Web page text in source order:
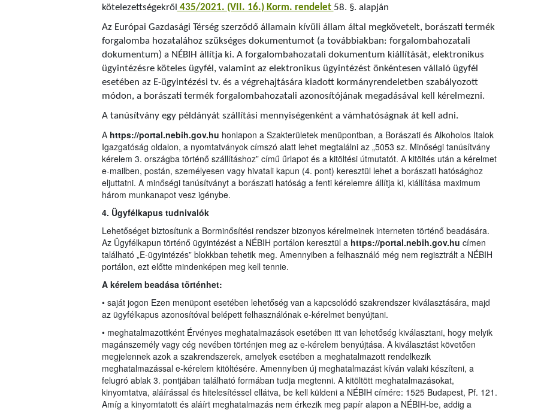
kötelezettségekről 435/2021. (VII. 16.) Korm. rendelet 58. §. alapján
Az Európai Gazdasági Térség szerződő államain kívüli állam által megkövetelt, borászati termék
forgalomba hozatalához szükséges dokumentumot (a továbbiakban: forgalombahozatali
dokumentum) a NÉBIH állítja ki. A forgalombahozatali dokumentum kiállítását, elektronikus
ügyintézésre köteles ügyfél, valamint az elektronikus ügyintézést önkéntesen vállaló ügyfél
esetében az E-ügyintézési tv. és a végrehajtására kiadott kormányrendeletben szabályozott
módon, a borászati termék forgalombahozatali azonosítójának megadásával kell kérelmezni.
A tanúsítvány egy példányát szállítási mennyiségenként a vámhatóságnak át kell adni.
A https://portal.nebih.gov.hu honlapon a Szakterületek menüpontban, a Borászati és Alkoholos Italok
Igazgatóság oldalon, a nyomtatványok címszó alatt lehet megtalálni az „5053 sz. Minőségi tanúsítvány
kérelem 3. országba történő szállításhoz” című űrlapot és a kitöltési útmutatót. A kitöltés után a kérelmet
e-mailben, postán, személyesen vagy hivatali kapun (4. pont) keresztül lehet a borászati hatósághoz
eljuttatni. A minőségi tanúsítványt a borászati hatóság a fenti kérelemre állítja ki, kiállítása maximum
három munkanapot vesz igénybe.
4. Ügyfélkapus tudnivalók
Lehetőséget biztosítunk a Borminősítési rendszer bizonyos kérelmeinek interneten történő beadására.
Az Ügyfélkapun történő ügyintézést a NÉBIH portálon keresztül a https://portal.nebih.gov.hu címen
található „E-ügyintézés” blokkban tehetik meg. Amennyiben a felhasználó még nem regisztrált a NÉBIH
portálon, ezt előtte mindenképen meg kell tennie.
A kérelem beadása történhet:
• saját jogon Ezen menüpont esetében lehetőség van a kapcsolódó szakrendszer kiválasztására, majd
az ügyfélkapus azonosítóval belépett felhasználónak e-kérelmet benyújtani.
• meghatalmazottként Érvényes meghatalmazások esetében itt van lehetőség kiválasztani, hogy melyik
magánszemély vagy cég nevében történjen meg az e-kérelem benyújtása. A kiválasztást követően
megjelennek azok a szakrendszerek, amelyek esetében a meghatalmazott rendelkezik
meghatalmazással e-kérelem kitöltésére. Amennyiben új meghatalmazást kíván valaki készíteni, a
felugró ablak 3. pontjában található formában tudja megtenni. A kitöltött meghatalmazásokat,
kinyomtatva, aláírással és hitelesítéssel ellátva, be kell küldeni a NÉBIH címére: 1525 Budapest, Pf. 121.
Amíg a kinyomtatott és aláírt meghatalmazás nem érkezik meg papír alapon a NÉBIH-be, addig a